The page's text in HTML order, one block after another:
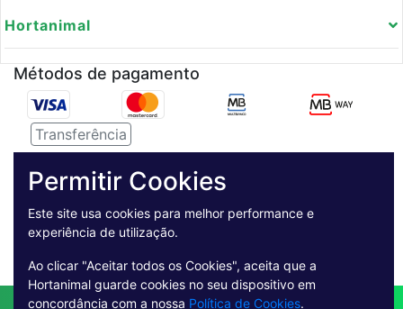
Hortanimal
Métodos de pagamento
Transferência
Pagamento Seguro
Permitir Cookies
Este site usa cookies para melhor performance e
experiência de utilização.
Ao clicar "Aceitar todos os Cookies", aceita que a
Hortanimal guarde cookies no seu dispositivo em
concordância com a nossa Política de Cookies.